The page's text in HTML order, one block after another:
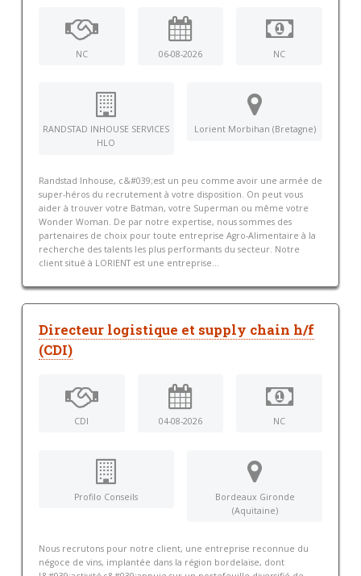
NC 06-08-2026 NC
RANDSTAD INHOUSE SERVICES
HLO
Lorient Morbihan (Bretagne)
Randstad Inhouse, c&#039;est un peu comme avoir une armée de
super-héros du recrutement à votre disposition. On peut vous
aider à trouver votre Batman, votre Superman ou même votre
Wonder Woman. De par notre expertise, nous sommes des
partenaires de choix pour toute entreprise Agro-Alimentaire à la
recherche des talents les plus performants du secteur. Notre
client situé à LORIENT est une entreprise...
Directeur logistique et supply chain h/f
(CDI)
CDI 04-08-2026 NC
Profilo Conseils
Bordeaux Gironde
(Aquitaine)
Nous recrutons pour notre client, une entreprise reconnue du
négoce de vins, implantée dans la région bordelaise, dont